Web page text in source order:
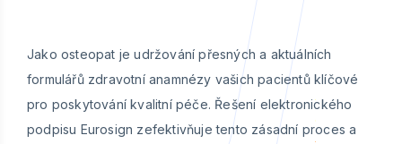
Jako osteopat je udržování přesných a aktuálních
formulářů zdravotní anamnézy vašich pacientů klíčové
pro poskytování kvalitní péče. Řešení elektronického
podpisu Eurosign zefektivňuje tento zásadní proces a